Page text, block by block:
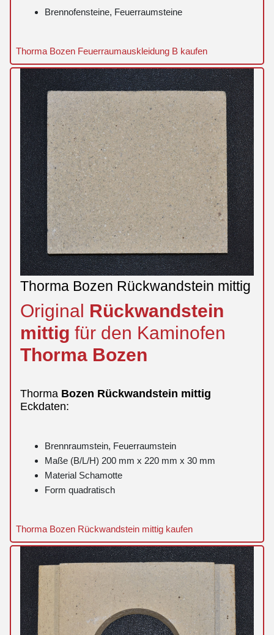
Brennofensteine, Feuerraumsteine
Thorma Bozen Feuerraumauskleidung B kaufen
Thorma Bozen Rückwandstein mittig
Original Rückwandstein
mittig für den Kaminofen
Thorma Bozen
Thorma Bozen Rückwandstein mittig
Eckdaten:
Brennraumstein, Feuerraumstein
Maße (B/L/H) 200 mm x 220 mm x 30 mm
Material Schamotte
Form quadratisch
Thorma Bozen Rückwandstein mittig kaufen